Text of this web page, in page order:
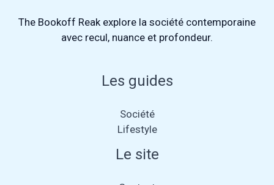
The Bookoff Reakexplore la société contemporaine
avec recul, nuance et profondeur.
Les guides
Société
Lifestyle
Le site